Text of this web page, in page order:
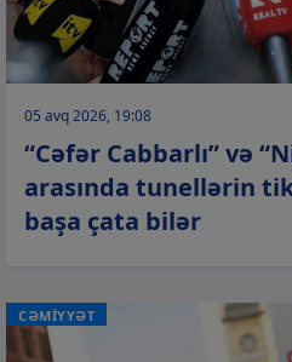
05 avq 2026, 19:08
“Cəfər Cabbarlı” və
arasında tunellərin
başa çata bilər
CƏMİYYƏT